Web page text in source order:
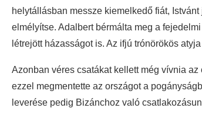
helytállásban messze kiemelkedő fiát,
elmélyítse. Adalbert bérmálta meg a
létrejött házasságot is. Az ifjú trónörökös
Azonban véres csatákat kellett még vívnia
ezzel megmentette az országot a
leverése pedig Bizánchoz való